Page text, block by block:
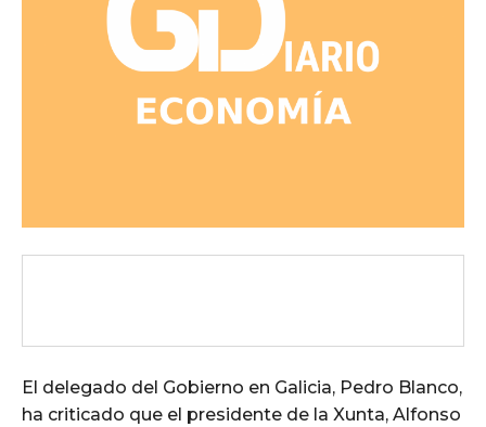
El delegado del Gobierno en Galicia, Pedro Blanco,
ha criticado que el presidente de la Xunta, Alfonso